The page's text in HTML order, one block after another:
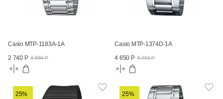
Casio MTP-1183A-1A
2 740 Р 3 654 Р
Casio MTP-1374D-1A
4 650 Р 6 201 Р
25% 25%